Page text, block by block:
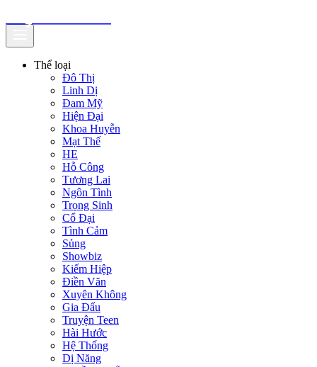
Thể loại
Đô Thị
Linh Dị
Đam Mỹ
Hiện Đại
Khoa Huyễn
Mạt Thế
HE
Hỗ Công
Tương Lai
Ngôn Tình
Trọng Sinh
Cổ Đại
Tình Cảm
Sủng
Showbiz
Kiếm Hiệp
Điền Văn
Xuyên Không
Gia Đấu
Truyện Teen
Hài Hước
Hệ Thống
Dị Năng